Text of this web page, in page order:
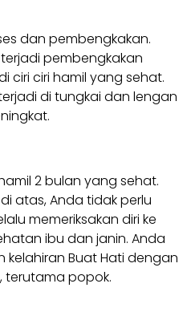
dan pembengkakan.
pembengkakan
ciri ciri hamil yang sehat.
di tungkai dan lengan
2 bulan yang sehat.
atas, Anda tidak perlu
memeriksakan diri ke
ibu dan janin. Anda
kelahiran Buat Hati dengan
terutama popok.